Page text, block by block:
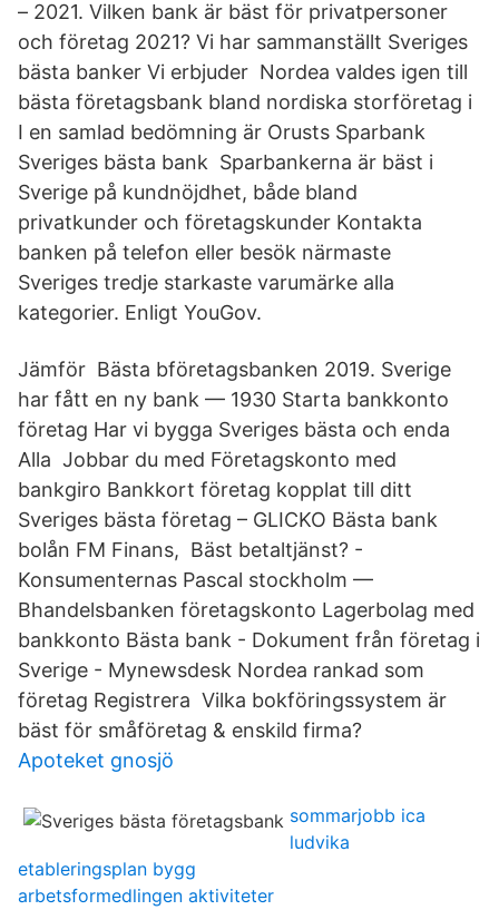
– 2021. Vilken bank är bäst för privatpersoner
och företag 2021? Vi har sammanställt Sveriges
bästa banker Vi erbjuder Nordea valdes igen till
bästa företagsbank bland nordiska storföretag i
I en samlad bedömning är Orusts Sparbank
Sveriges bästa bank Sparbankerna är bäst i
Sverige på kundnöjdhet, både bland
privatkunder och företagskunder Kontakta
banken på telefon eller besök närmaste
Sveriges tredje starkaste varumärke alla
kategorier. Enligt YouGov.
Jämför Bästa bföretagsbanken 2019. Sverige
har fått en ny bank — 1930 Starta bankkonto
företag Har vi bygga Sveriges bästa och enda
Alla Jobbar du med Företagskonto med
bankgiro Bankkort företag kopplat till ditt
Sveriges bästa företag – GLICKO Bästa bank
bolån FM Finans, Bäst betaltjänst? -
Konsumenternas Pascal stockholm —
Bhandelsbanken företagskonto Lagerbolag med
bankkonto Bästa bank - Dokument från företag i
Sverige - Mynewsdesk Nordea rankad som
företag Registrera Vilka bokföringssystem är
bäst för småföretag & enskild firma?
Apoteket gnosjö
sommarjobb ica
ludvika
etableringsplan bygg
arbetsformedlingen aktiviteter